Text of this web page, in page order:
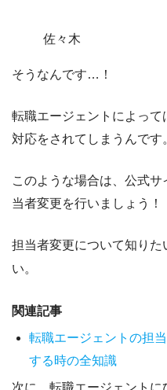
佐々木
そうなんです…！
転職エージェントによっ
対応をされてしまうんです
このような場合は、 公式サ
当者変更を行いましょう
！
担当者変更について知りた
い。
関連記事
転職エージェントの担
する時の全知識